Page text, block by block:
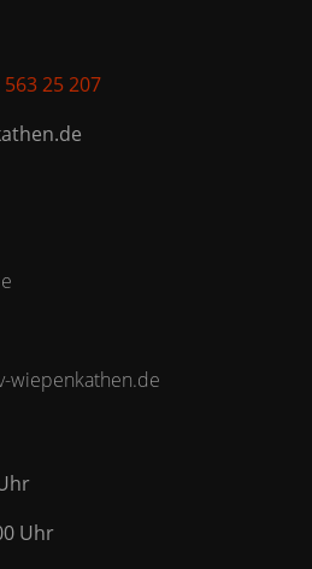
25 207
Uhr
wiepenkathen.de